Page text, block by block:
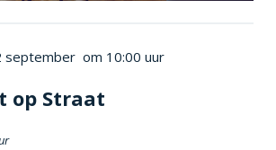
september om 10:00 uur
op Straat